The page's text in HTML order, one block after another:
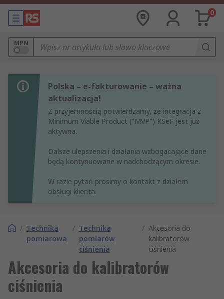
0
MPN
Polska – e-fakturowanie – ważna
aktualizacja!
Z przyjemnością potwierdzamy, że integracja z
Minimum Viable Product ("MVP") KSeF jest już
aktywna.
Dalsze ulepszenia i działania wzbogacające dane
będą kontynuowane w nadchodzącym okresie.
W razie pytań prosimy o kontakt z działem
obsługi klienta.
/ Technika
pomiarowa
/ Technika
pomiarów
ciśnienia
/ Akcesoria do
kalibratorów
ciśnienia
Akcesoria do kalibratorów
ciśnienia